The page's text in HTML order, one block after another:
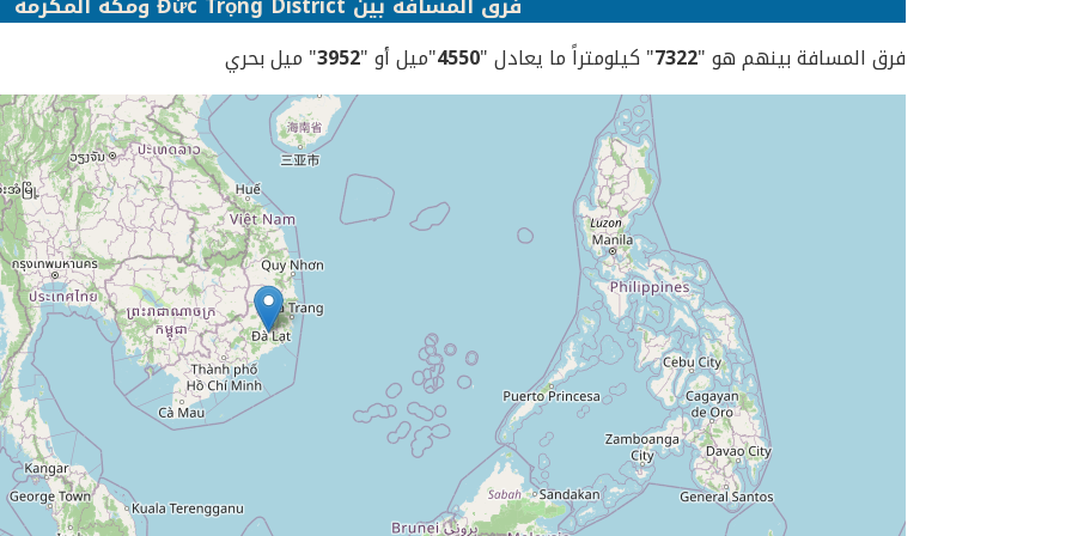
فرق المسافة بينهم هو "7322" كيلومتراً ما يعادل "4550"ميل أو "3952" ميل بحري